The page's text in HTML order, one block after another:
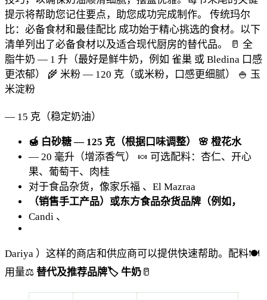
整
指
南
提示将帮助您记住要点，助您成功完成制作。 传统玛尔
比：必备食材和最佳配比 成功始于精心挑选的食材。以下
清单列出了必备食材以及适合现代厨房的替代品。
🥛 全
脂牛奶 — 1 升（最好是鲜牛奶，例如 雀巢 或 Bledina 口感
更浓郁） 🌾 米粉 — 120 克（或米粉，口感更细腻）
🍚 玉
米淀粉
— 15 克（稳定奶油）
🍯 白砂糖 — 125 克（根据口味调整）
🌸 橙花水
— 20 毫升（增添香气） 🍬 可选配料：杏仁、开心
果、葡萄干、肉桂
对于食品杂货，像家乐福 、El Mazraa
（销售手工产品）或东方食品杂货品牌（例如，
Candi 、
Dariya ）这样的商店和供应商可以提供快速帮助。配料🍽️
用量⚖️ 替代及推荐品牌🏷️ 牛奶 🥛